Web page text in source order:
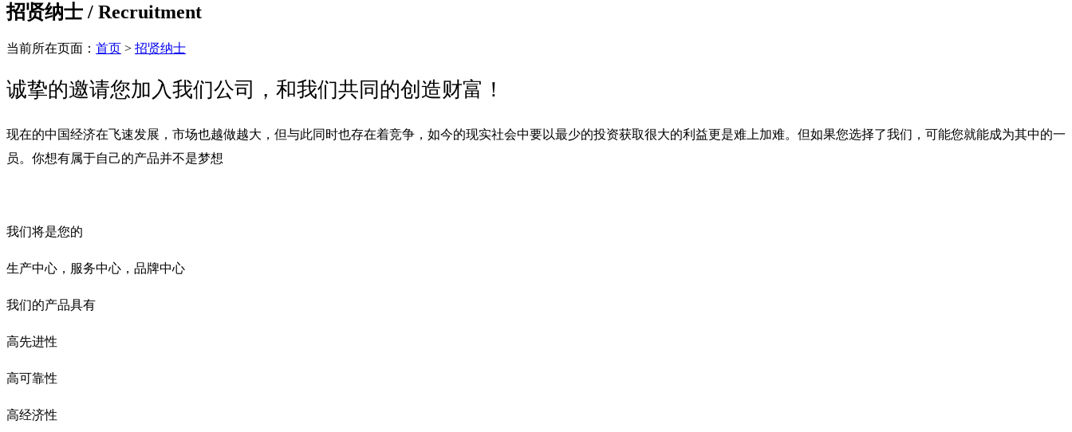
招贤纳士 / Recruitment
当前所在页面： 首页 > 招贤纳士
诚挚的邀请您加入我们公司，和我们共同的创造财富！
现在的中国经济在飞速发展，市场也越做越大，但与此同时也存在着竞争，如今的现实社会中要以最少的投资获取很大的利益更是难上加难。但如果您选择了我们，可能您就能成为其中的一
员。你想有属于自己的产品并不是梦想
我们将是您的
生产中心，服务中心，品牌中心
我们的产品具有
高先进性
高可靠性
高经济性